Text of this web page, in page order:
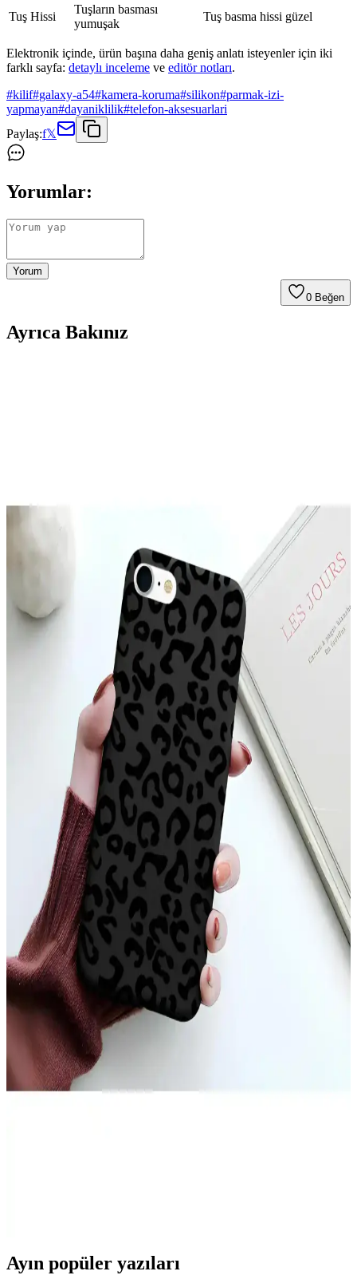
Tuş Hissi
Tuşların basması
yumuşak
Tuş basma hissi güzel
Elektronik içinde, ürün başına daha geniş anlatı isteyenler için iki
farklı sayfa: detaylı inceleme ve editör notları.
#kilif#galaxy-a54#kamera-koruma#silikon#parmak-izi-
yapmayan#dayaniklilik#telefon-aksesuarlari
Paylaş:f𝕏
Yorumlar:
Yorum
0 Beğen
Ayrıca Bakınız
Sağlayan İnce Tasarım
McStorey MacBook Air Kılıfı, yüksek kaliteli TPU malzemeden
üretilmiş, şık tasarımıyla cihazınızı çizik ve darbelere karşı korur,
hafif ve estetik yapısıyla kullanım kolaylığı sağlar.
YoungKit Apple iPhone 14 Pro Max Kılıfı:
Dayanıklı ve Estetik Koruma Çözümü
YoungKit iPhone 14 Pro Max kılıfı, dayanıklı malzeme ve şeffaf
tasarımıyla üstün koruma sağlar, estetik ve fonksiyonelliği bir arada
sunar, çevre dostudur ve manyetik şarj uyumludur.
Xiaomi Mi 11 Ultra için Şık ve Koruyucu Altın
Kenarlı Silikon Kılıf
Parlak altın detaylar ve dayanıklı silikon malzeme ile Xiaomi Mi 11
Ultra'nızı şık ve güvenle koruyan kılıf, çeşitli renk seçenekleriyle
tarzınıza uygun alternatifler sunar.
Apple iPhone 11 Pro Max için şık ve dayanıklı TPU
malzemeden koruyucu kılıf
Şeffaf ve renkli tasarımıyla dikkat çeken Case 4U Omega Kapak,
dayanıklı TPU malzemeden üretilmiş olup, telefonunuzu estetik ve
fonksiyonellik açısından üstün seviyede korur.
iPhone 17 Pro Max Arka Yüzeyindeki Çizgilerin
Nedenleri ve Çözüm Yolları
iPhone 17 Pro Max arka yüzeyinde oluşan ince çizgiler, kılıf baskısı,
ısı etkisi ve MagSafe aksesuarları nedeniyle ortaya çıkabilir.
Temizlik ve doğru kılıf seçimi çizgilerin önlenmesinde önemlidir.
iPhone 11 Sarı Kılıf Seçenekleri ve Özellikleri:
Estetik ve Koruma Avantajları
iPhone 11 sarı kılıf seçenekleri, estetik ve koruma özellikleriyle öne
çıkar. Silikon, TPU ve deri modelleri, şık tasarım ve dayanıklılık
Ayın popüler yazıları